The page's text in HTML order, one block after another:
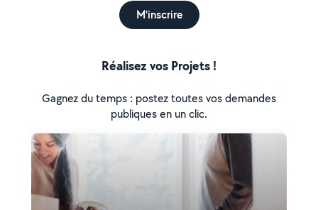
M'inscrire
Réalisez vos Projets !
Gagnez du temps : postez toutes vos demandes
publiques en un clic.